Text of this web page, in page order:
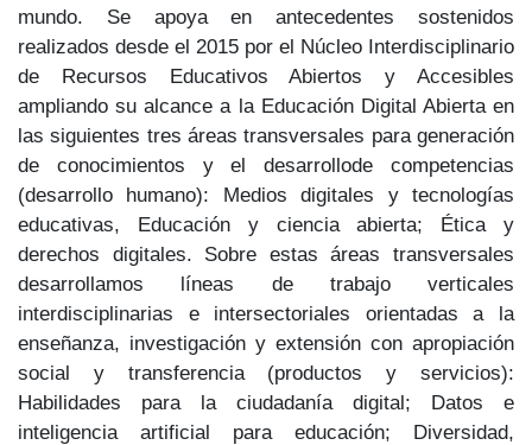
mundo. Se apoya en antecedentes sostenidos
realizados desde el 2015 por el Núcleo Interdisciplinario
de Recursos Educativos Abiertos y Accesibles
ampliando su alcance a la Educación Digital Abierta en
las siguientes tres áreas transversales para generación
de conocimientos y el desarrollode competencias
(desarrollo humano): Medios digitales y tecnologías
educativas, Educación y ciencia abierta; Ética y
derechos digitales. Sobre estas áreas transversales
desarrollamos líneas de trabajo verticales
interdisciplinarias e intersectoriales orientadas a la
enseñanza, investigación y extensión con apropiación
social y transferencia (productos y servicios):
Habilidades para la ciudadanía digital; Datos e
inteligencia artificial para educación; Diversidad,